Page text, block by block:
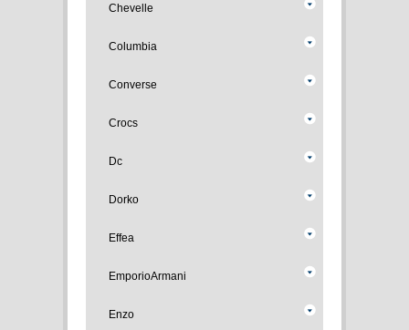
Chevelle
Columbia
Converse
Crocs
Dc
Dorko
Effea
EmporioArmani
Enzo